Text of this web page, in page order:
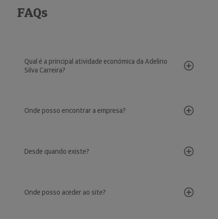
FAQs
Qual é a principal atividade económica da Adelino
Silva Carreira?
Onde posso encontrar a empresa?
Desde quando existe?
Onde posso aceder ao site?